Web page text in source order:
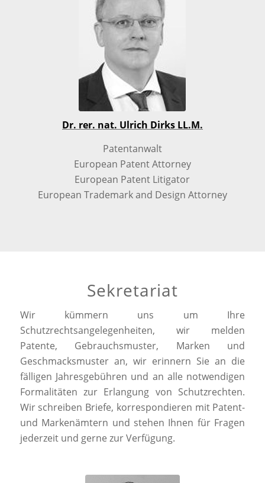
Dr. rer. nat. Ulrich Dirks LL.M.
Patentanwalt
European Patent Attorney
European Patent Litigator
European Trademark and Design Attorney
Sekretariat
Wir kümmern uns um Ihre
Schutzrechtsangelegenheiten, wir melden
Patente, Gebrauchsmuster, Marken und
Geschmacksmuster an, wir erinnern Sie an die
fälligen Jahresgebühren und an alle notwendigen
Formalitäten zur Erlangung von Schutzrechten.
Wir schreiben Briefe, korrespondieren mit Patent-
und Markenämtern und stehen Ihnen für Fragen
jederzeit und gerne zur Verfügung.